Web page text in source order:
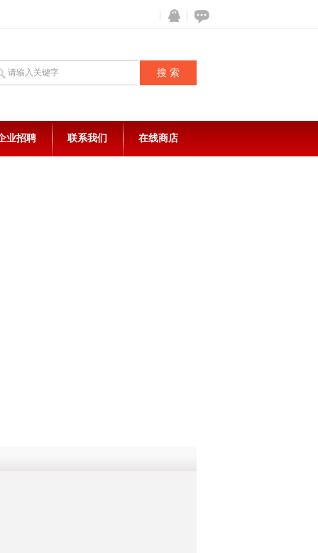
业招聘 联系我们 在线商店